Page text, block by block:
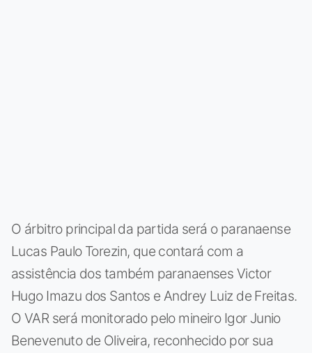
O árbitro principal da partida será o paranaense
Lucas Paulo Torezin, que contará com a
assistência dos também paranaenses Victor
Hugo Imazu dos Santos e Andrey Luiz de Freitas.
O VAR será monitorado pelo mineiro Igor Junio
Benevenuto de Oliveira, reconhecido por sua